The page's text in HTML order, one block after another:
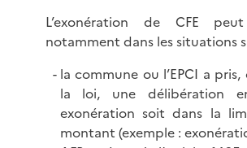
L’exonération de CFE
notamment dans les situations
la commune ou l’EPCI a
la loi, une délibération
exonération soit dans la
montant (exemple :